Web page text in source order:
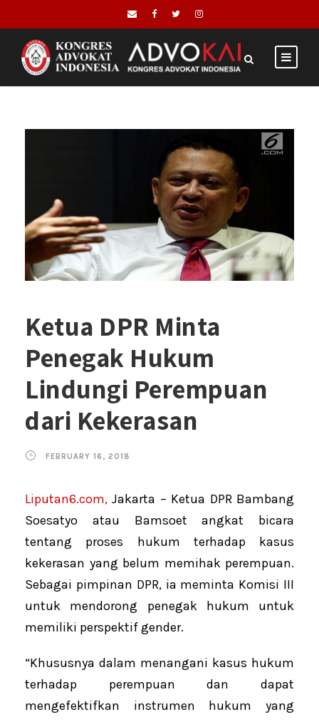
Ketua DPR Minta
Penegak Hukum
Lindungi Perempuan
dari Kekerasan
FEBRUARY 16, 2018
Liputan6.com, Jakarta – Ketua DPR Bambang
Soesatyo atau Bamsoet angkat bicara
tentang proses hukum terhadap kasus
kekerasan yang belum memihak perempuan.
Sebagai pimpinan DPR, ia meminta Komisi III
untuk mendorong penegak hukum untuk
memiliki perspektif gender.
“Khususnya dalam menangani kasus hukum
terhadap perempuan dan dapat
mengefektifkan instrumen hukum yang